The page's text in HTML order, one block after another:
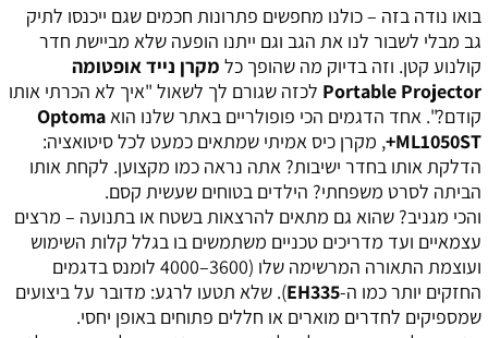
בואו נודה בזה – כולנו מחפשים פתרונות חכמים שגם ייכנסו לתיק
גב מבלי לשבור לנו את הגב וגם ייתנו הופעה שלא מביישת חדר
קולנוע קטן. וזה בדיוק מה שהופך כל מקרן נייד אופטומה
Portable Projector לכזה שגורם לך לשאול "איך לא הכרתי אותו
קודם?". אחד הדגמים הכי פופולריים באתר שלנו הואOptoma
ML1050ST+ , מקרן כיס אמיתי שמתאים כמעט לכל סיטואציה:
הדלקת אותו בחדר ישיבות? אתה נראה כמו מקצוען. לקחת אותו
הביתה לסרט משפחתי? הילדים בטוחים שעשית קסם.
והכי מגניב? שהוא גם מתאים להרצאות בשטח או בתנועה – מרצים
עצמאיים ועד מדריכים טכניים משתמשים בו בגלל קלות השימוש
ועוצמת התאורה המרשימה שלו (3600–4000 לומנס בדגמים
החזקים יותר כמו ה-EH335). שלא תטעו לרגע: מדובר על ביצועים
שמספיקים לחדרים מוארים או חללים פתוחים באופן יחסי.